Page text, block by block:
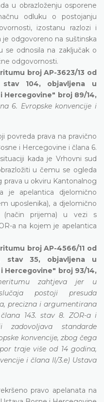
u obrazloženju osporene
odluku o postojanju
izostanu razlozi i
je odgovoreno na suštinska
se odnosila na zaključak o
odgovornosti.
broj AP-3623/13 od
104, objavljena u
Hercegovine" broj 89/14,
6. Evropske konvencije i
povreda prava na pravično
i Hercegovine i člana 6.
kada je Vrhovni sud
u čemu se ogleda
u okviru Kantonalnog
je apelantica djelomično
uposlenika), a djelomično
(način prijema) u vezi s
a na kojem je apelantica
broj AP-4566/11 od
stav 35, objavljena u
Hercegovine" broj 93/14,
zahtjeva jer u
postoji presuda
precizna i argumentirana
143. stav 8. ZOR-a i
standarde
konvencije, zbog čega
traje više od 14 godina,
i člana II/3.e) Ustava
pravo apelanata na